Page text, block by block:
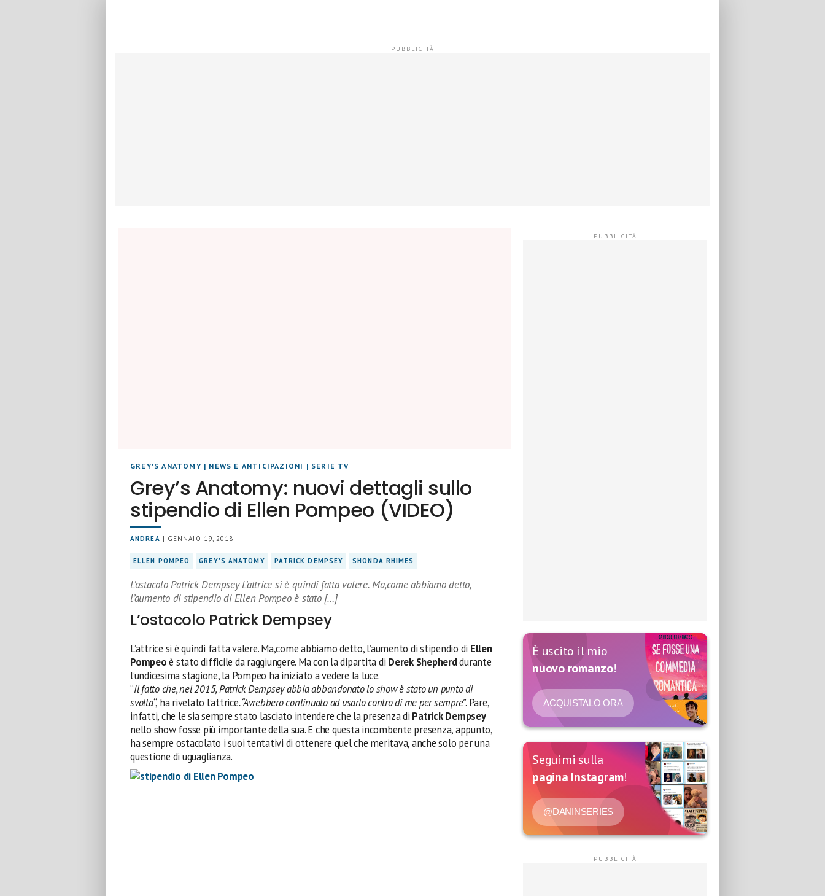
GREY'S ANATOMY| NEWS E ANTICIPAZIONI | SERIE TV
Grey’s Anatomy: nuovi dettagli sullo
stipendio di Ellen Pompeo (VIDEO)
ANDREA | GENNAIO 19, 2018
ELLEN POMPEO GREY'S ANATOMY PATRICK DEMPSEY SHONDA RHIMES
L’ostacolo Patrick Dempsey L’attrice si è quindi fatta valere. Ma,come abbiamo detto,
l’aumento di stipendio di Ellen Pompeo è stato […]
L’ostacolo Patrick Dempsey
L’attrice si è quindi fatta valere. Ma,come abbiamo detto, l’aumento di stipendio di Ellen
Pompeoè stato difficile da raggiungere. Ma con la dipartita di Derek Shepherddurante
l’undicesima stagione, la Pompeo ha iniziato a vedere la luce.
“Il fatto che, nel 2015, Patrick Dempsey abbia abbandonato lo show è stato un punto di
svolta“, ha rivelato l’attrice. “Avrebbero continuato ad usarlo contro di me per sempre”. Pare,
infatti, che le sia sempre stato lasciato intendere che la presenza di Patrick Dempsey
nello show fosse più importante della sua. E che questa incombente presenza, appunto,
ha sempre ostacolato i suoi tentativi di ottenere quel che meritava, anche solo per una
questione di uguaglianza.
È uscito il mio
nuovo romanzo!
ACQUISTALO ORA
Seguimi sulla
pagina Instagram!
@DANINSERIES